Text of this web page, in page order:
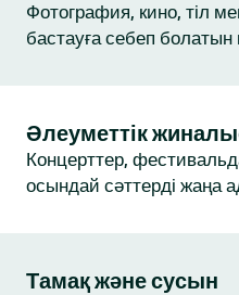
Фотография, кино, тіл
бастауға себеп болатын
Әлеуметтік
Концерттер,
осындай сәттерді жаңа
Тамақ және сусын